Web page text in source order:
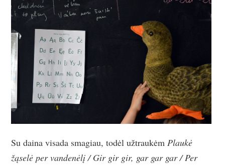
Su daina visada smagiau, todėl užtraukėmPlaukė
žąselė per vandenėlį / Gir gir gir, gar gar gar / Per